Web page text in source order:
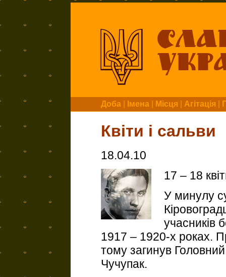
Доба Імена Місця Агітація
Квіти і сальви
18.04.10
17 – 18
У минулу
учасників
1917 – 1920-х роках.
тому загинув
Чучупак.